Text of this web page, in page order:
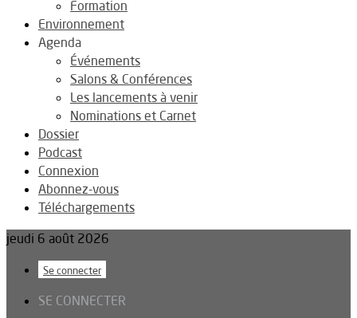
Formation
Environnement
Agenda
Événements
Salons & Conférences
Les lancements à venir
Nominations et Carnet
Dossier
Podcast
Connexion
Abonnez-vous
Téléchargements
jeudi 6 août 2026
Se connecter
SE CONNECTER